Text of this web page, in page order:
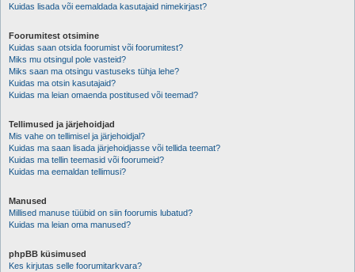
Kuidas lisada või eemaldada kasutajaid nimekirjast?
Foorumitest otsimine
Kuidas saan otsida foorumist või foorumitest?
Miks mu otsingul pole vasteid?
Miks saan ma otsingu vastuseks tühja lehe?
Kuidas ma otsin kasutajaid?
Kuidas ma leian omaenda postitused või teemad?
Tellimused ja järjehoidjad
Mis vahe on tellimisel ja järjehoidjal?
Kuidas ma saan lisada järjehoidjasse või tellida teemat?
Kuidas ma tellin teemasid või foorumeid?
Kuidas ma eemaldan tellimusi?
Manused
Millised manuse tüübid on siin foorumis lubatud?
Kuidas ma leian oma manused?
phpBB küsimused
Kes kirjutas selle foorumitarkvara?